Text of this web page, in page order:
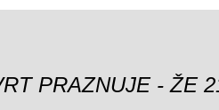
PRAZNUJE - ŽE